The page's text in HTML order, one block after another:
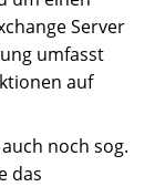
Server
umfasst
auf
noch sog.
das